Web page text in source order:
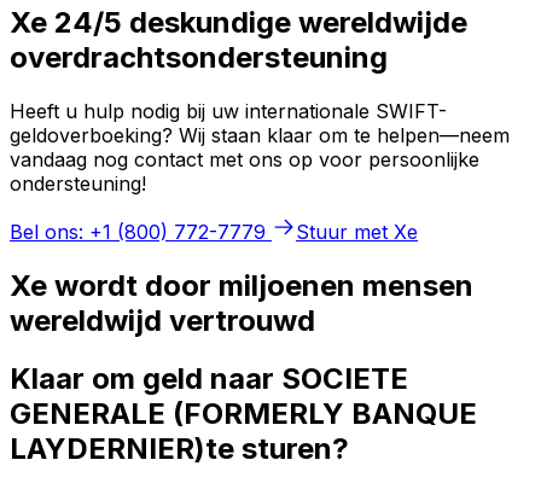
Xe 24/5 deskundige wereldwijde
overdrachtsondersteuning
Heeft u hulp nodig bij uw internationale SWIFT-
geldoverboeking? Wij staan klaar om te helpen—neem
vandaag nog contact met ons op voor persoonlijke
ondersteuning!
Bel ons: +1 (800) 772-7779
Stuur met Xe
Xe wordt door miljoenen mensen
wereldwijd vertrouwd
Klaar om geld naar SOCIETE
GENERALE (FORMERLY BANQUE
LAYDERNIER)te sturen?